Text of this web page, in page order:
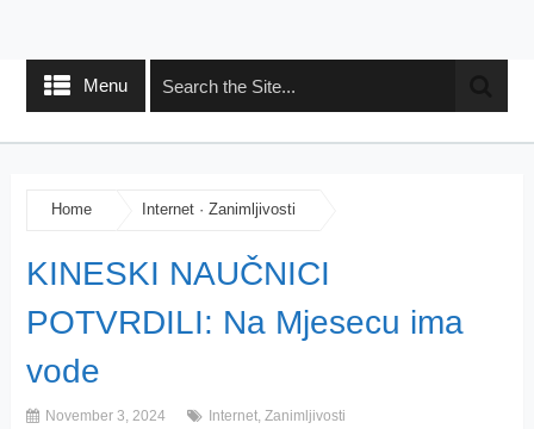
Menu
Home Internet· Zanimljivosti
KINESKI NAUČNICI
POTVRDILI: Na Mjesecu ima
vode
November 3, 2024 Internet, Zanimljivosti